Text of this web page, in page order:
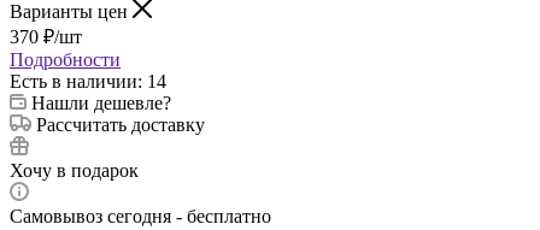
Варианты цен
370 ₽/шт
Подробности
Есть в наличии: 14
Нашли дешевле?
Рассчитать доставку
Хочу в подарок
Самовывоз сегодня - бесплатно